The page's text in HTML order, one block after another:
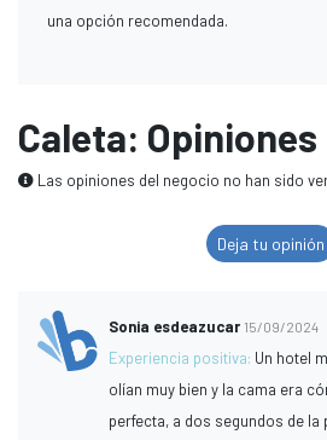
una opción recomendada.
Caleta: Opiniones
Las opiniones del negocio no han sido
Deja tu opinión
Sonia esdeazucar 15/09/2024
Experiencia positiva: Un hotel
olían muy bien y la cama era
perfecta, a dos segundos de la